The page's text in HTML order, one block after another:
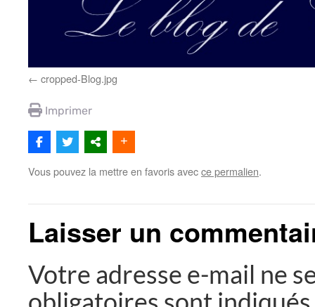
cropped-Blog.jpg
Imprimer
Vous pouvez la mettre en favoris avecce permalien.
Laisser un
Votre adresse e-mail ne